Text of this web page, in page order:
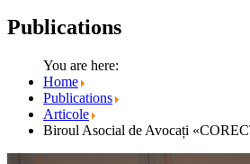
Publications
You are here:
Home
Publications
Articole
Biroul Asocial de Avocați